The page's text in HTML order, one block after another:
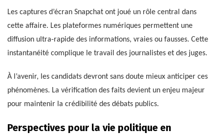
Les captures d’écran Snapchat ont joué un rôle central dans
cette affaire. Les plateformes numériques permettent une
diffusion ultra-rapide des informations, vraies ou fausses. Cette
instantanéité complique le travail des journalistes et des juges.
À l’avenir, les candidats devront sans doute mieux anticiper ces
phénomènes. La vérification des faits devient un enjeu majeur
pour maintenir la crédibilité des débats publics.
Perspectives pour la vie politique en